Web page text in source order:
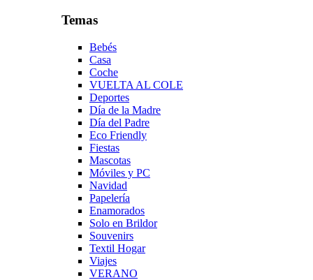
Temas
Bebés
Casa
Coche
VUELTA AL COLE
Deportes
Día de la Madre
Día del Padre
Eco Friendly
Fiestas
Mascotas
Móviles y PC
Navidad
Papelería
Enamorados
Solo en Brildor
Souvenirs
Textil Hogar
Viajes
VERANO